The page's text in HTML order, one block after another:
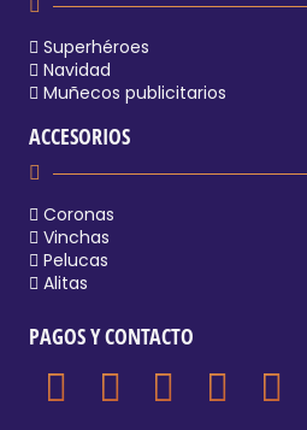
Superhéroes
Navidad
Muñecos publicitarios
ACCESORIOS
Coronas
Vinchas
Pelucas
Alitas
PAGOS Y CONTACTO